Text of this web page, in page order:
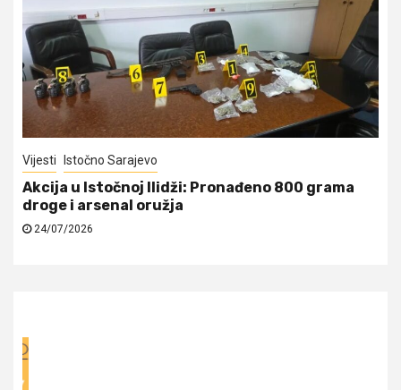
Vijesti Istočno Sarajevo
Akcija u Istočnoj Ilidži: Pronađeno 800 grama
droge i arsenal oružja
24/07/2026